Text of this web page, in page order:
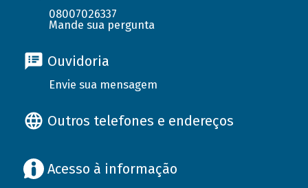
08007026337
Mande sua pergunta
Ouvidoria
Envie sua mensagem
Outros telefones e endereços
Acesso à informação